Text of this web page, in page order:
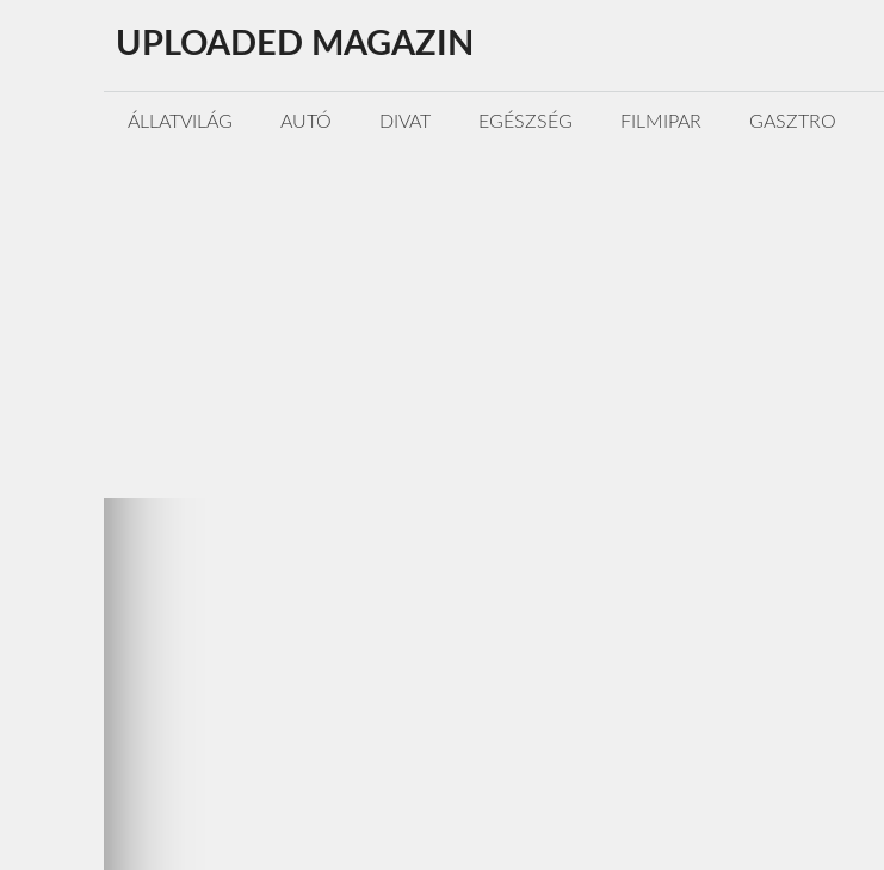
tartalomba
UPLOADED MAGAZIN
ÁLLATVILÁG AUTÓ DIVAT EGÉSZSÉG FILMIPAR GASZTRO